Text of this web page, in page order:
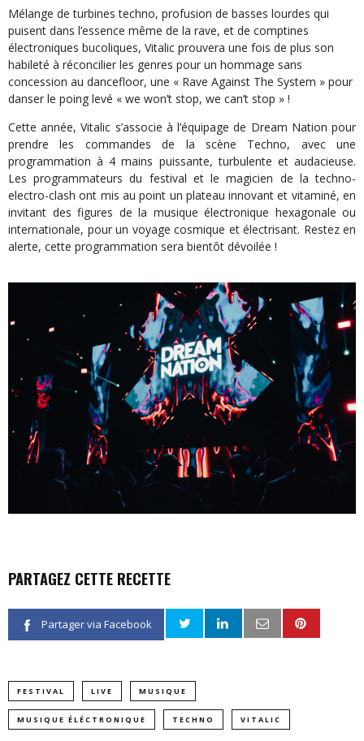
Mélange de turbines techno, profusion de basses lourdes qui
puisent dans l’essence même de la rave, et de comptines
électroniques bucoliques, Vitalic prouvera une fois de plus son
habileté à réconcilier les genres pour un hommage sans
concession au dancefloor, une « Rave Against The System » pour
danser le poing levé « we won’t stop, we can’t stop » !
Cette année, Vitalic s’associe à l’équipage de Dream Nation pour
prendre les commandes de la scène Techno, avec une
programmation à 4 mains puissante, turbulente et audacieuse.
Les programmateurs du festival et le magicien de la techno-
electro-clash ont mis au point un plateau innovant et vitaminé, en
invitant des figures de la musique électronique hexagonale ou
internationale, pour un voyage cosmique et électrisant. Restez en
alerte, cette programmation sera bientôt dévoilée !
PARTAGEZ CETTE RECETTE
Partager via Facebook
FESTIVAL LIVE MUSIQUE
MUSIQUE ÉLÉCTRONIQUE TECHNO VITALIC